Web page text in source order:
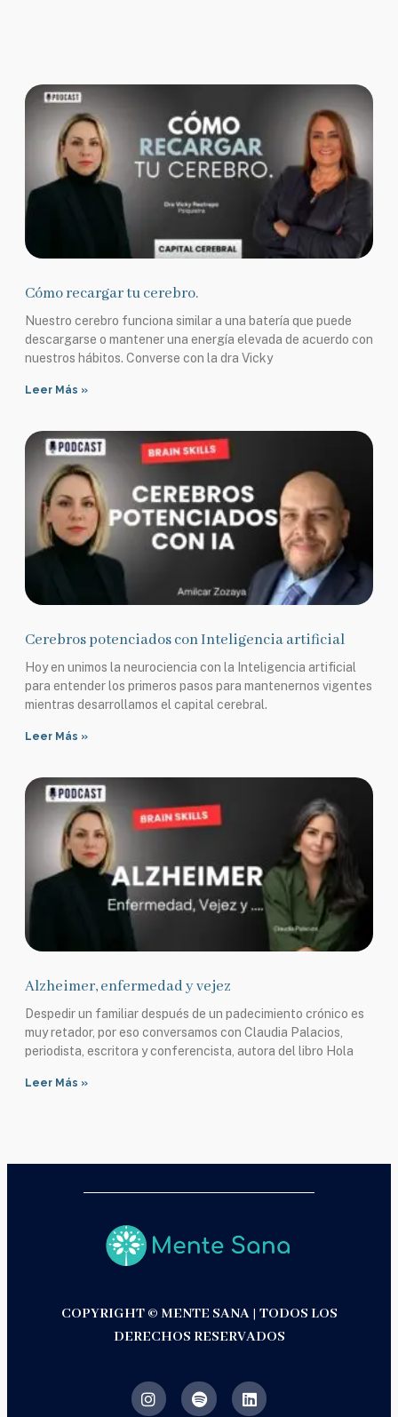
Cómo recargar tu cerebro.
Nuestro cerebro funciona similar a una batería que puede
descargarse o mantener una energía elevada de acuerdo con
nuestros hábitos. Converse con la dra Vicky
Leer Más »
Cerebros potenciados con Inteligencia artificial
Hoy en unimos la neurociencia con la Inteligencia artificial
para entender los primeros pasos para mantenernos vigentes
mientras desarrollamos el capital cerebral.
Leer Más »
Alzheimer, enfermedad y vejez
Despedir un familiar después de un padecimiento crónico es
muy retador, por eso conversamos con Claudia Palacios,
periodista, escritora y conferencista, autora del libro Hola
Leer Más »
COPYRIGHT © MENTE SANA | TODOS LOS
DERECHOS RESERVADOS